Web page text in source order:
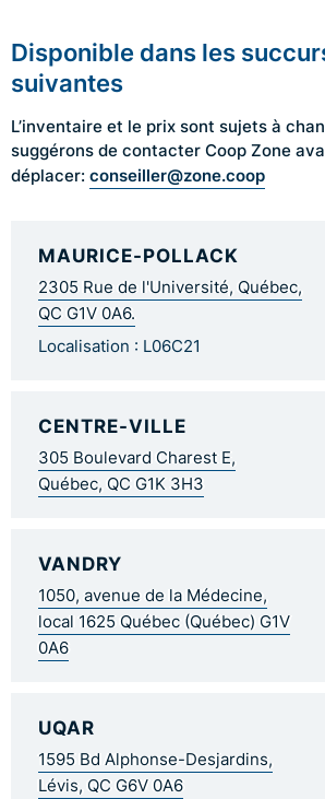
Disponible dans les
suivantes
L’inventaire et le prix sont sujets à
suggérons de contacter Coop Zone
déplacer: conseiller@zone.coop
MAURICE-POLLACK
2305 Rue de l'Université, Québec,
QC G1V 0A6.
Localisation : L06C21
CENTRE-VILLE
305 Boulevard Charest E,
Québec, QC G1K 3H3
VANDRY
1050, avenue de la Médecine,
local 1625 Québec (Québec) G1V
0A6
UQAR
1595 Bd Alphonse-Desjardins,
Lévis, QC G6V 0A6